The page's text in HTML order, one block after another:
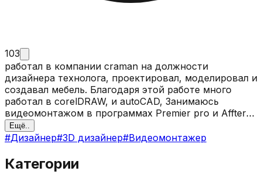
103
работал в компании craman на должности
дизайнера технолога, проектировал, моделировал и
создавал мебель. Благодаря этой работе много
работал в corelDRAW, и autoCAD, Занимаюсь
видеомонтажом в программах Premier pro и Affter
effect, а так же занимаюсь каллиграфией и
композицией текста. Много рисую на графическом
создаю иллюстрации в Clip studio.
Ещё..
#Дизайнер#3D дизайнер#Видеомонтажер
Категории